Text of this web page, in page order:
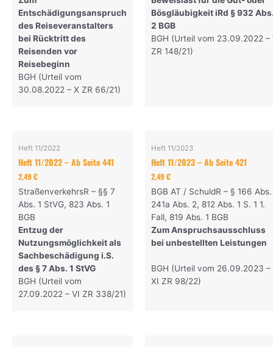
Entschädigungsanspruch
des Reiseveranstalters
bei Rücktritt des
Reisenden vor
Reisebeginn
BGH (Urteil vom
30.08.2022 – X ZR 66/21)
Bösgläubigkeit iRd § 932
2 BGB
BGH (Urteil vom 23.09.2022 –
ZR 148/21)
Heft 11/2022
Heft 11/2022 – Ab Seite 441
2,49 €
StraßenverkehrsR – §§ 7
Abs. 1 StVG, 823 Abs. 1
BGB
Entzug der
Nutzungsmöglichkeit als
Sachbeschädigung i.S.
des § 7 Abs. 1 StVG
BGH (Urteil vom
27.09.2022 – VI ZR 338/21)
Heft 11/2023
Heft 11/2023 – Ab Seite 421
2,49 €
BGB AT / SchuldR – § 166 Abs.
241a Abs. 2, 812 Abs. 1 S. 1 1.
Fall, 819 Abs. 1 BGB
Zum Anspruchsausschluss
bei unbestellten Leistungen
BGH (Urteil vom 26.09.2023 –
XI ZR 98/22)